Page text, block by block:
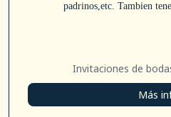
padrinos,etc. Tambien
Invitaciones de
Más